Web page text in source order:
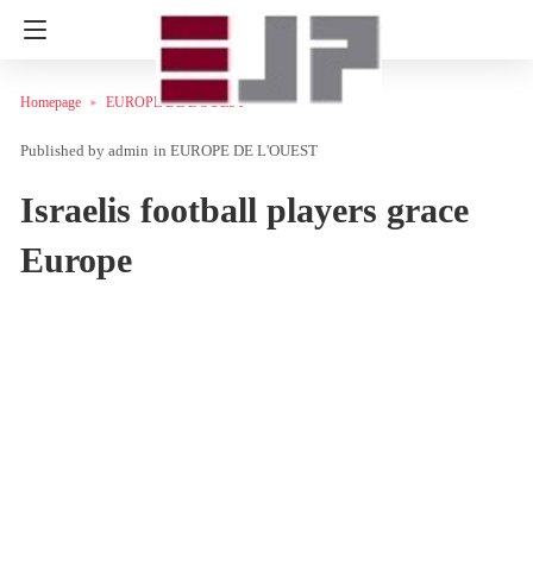
Homepage EUROPE DE L'OUEST
admin in EUROPE DE L'OUEST
Israelis football players grace
Europe